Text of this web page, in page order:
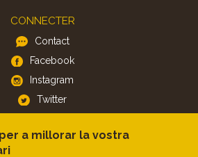
CONNECTER
Contact
Facebook
Instagram
Twitter
APP
a millorar la vostra